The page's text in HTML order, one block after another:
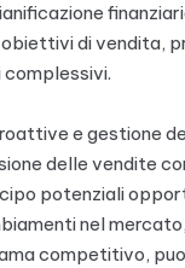
di vendita,
e gestione
delle vendite
potenziali
nel
competitivo,